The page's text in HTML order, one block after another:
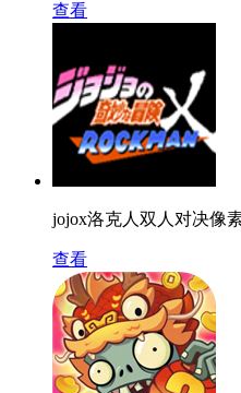
查看
jojox洛克人双人对决像
查看